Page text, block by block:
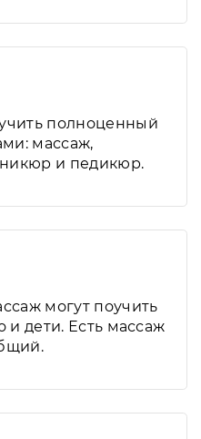
полноценный
массаж,
и педикюр.
могут поучить
и дети. Есть массаж